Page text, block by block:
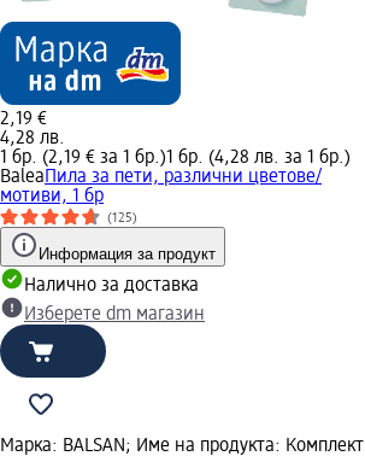
2,19 €
4,28 лв.
1 бр. (2,19 € за 1 бр.)1 бр. (4,28 лв. за 1 бр.)
Balea Пила за пети, различни цветове/
мотиви, 1 бр
(125)
Информация за продукт
Налично за доставка
Изберете dm магазин
Марка: BALSAN; Име на продукта: Комплект